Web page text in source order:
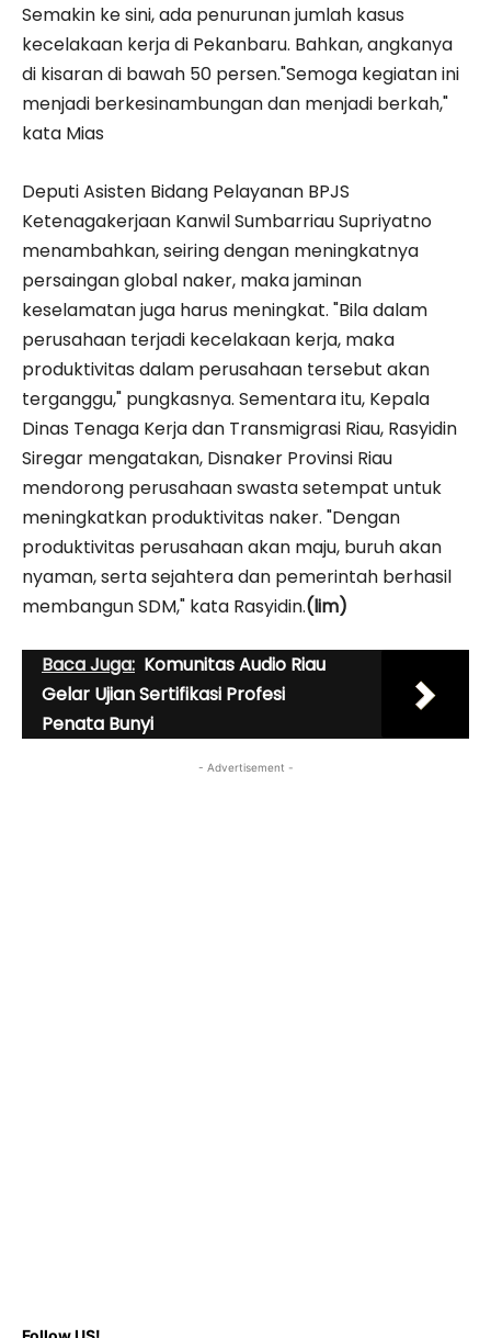
Semakin ke sini, ada penurunan jumlah kasus
kecelakaan kerja di Pekanbaru. Bahkan, angkanya
di kisaran di bawah 50 persen."Semoga kegiatan ini
menjadi berkesinambungan dan menjadi berkah,"
kata Mias
Deputi Asisten Bidang Pelayanan BPJS
Ketenagakerjaan Kanwil Sumbarriau Supriyatno
menambahkan, seiring dengan meningkatnya
persaingan global naker, maka jaminan
keselamatan juga harus meningkat. "Bila dalam
perusahaan terjadi kecelakaan kerja, maka
produktivitas dalam perusahaan tersebut akan
terganggu," pungkasnya. Sementara itu, Kepala
Dinas Tenaga Kerja dan Transmigrasi Riau, Rasyidin
Siregar mengatakan, Disnaker Provinsi Riau
mendorong perusahaan swasta setempat untuk
meningkatkan produktivitas naker. "Dengan
produktivitas perusahaan akan maju, buruh akan
nyaman, serta sejahtera dan pemerintah berhasil
membangun SDM," kata Rasyidin.(lim)
Baca Juga: Komunitas Audio Riau
Gelar Ujian Sertifikasi Profesi
Penata Bunyi
- Advertisement -